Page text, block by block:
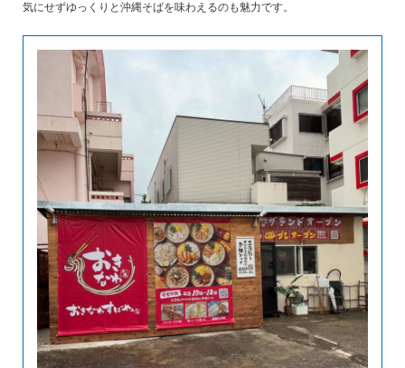
気にせずゆっくりと沖縄そばを味わえるのも魅力です。